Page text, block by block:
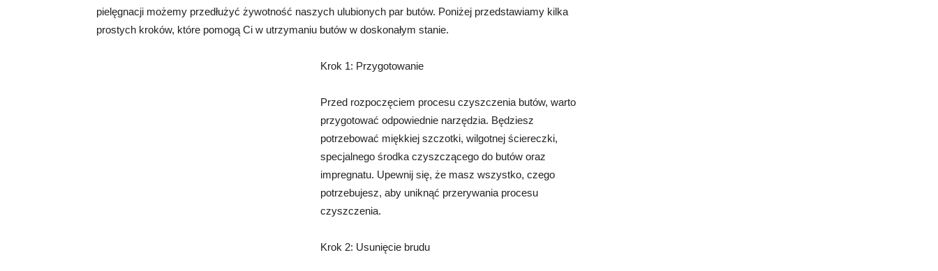
pielęgnacji możemy przedłużyć żywotność naszych ulubionych par butów. Poniżej przedstawiamy kilka
prostych kroków, które pomogą Ci w utrzymaniu butów w doskonałym stanie.
Krok 1: Przygotowanie
Przed rozpoczęciem procesu czyszczenia butów, warto
przygotować odpowiednie narzędzia. Będziesz
potrzebować miękkiej szczotki, wilgotnej ściereczki,
specjalnego środka czyszczącego do butów oraz
impregnatu. Upewnij się, że masz wszystko, czego
potrzebujesz, aby uniknąć przerywania procesu
czyszczenia.
Krok 2: Usunięcie brudu